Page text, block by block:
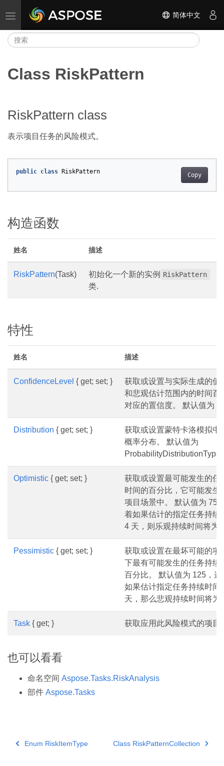
切换导航 简体中文
Class RiskPattern
RiskPattern class
表示项目任务的风险模式。
Copy
public class RiskPattern
构造函数
姓名 描述
RiskPattern(Task) 初始化一个新的实例 RiskPattern
类.
特性
姓名 描述
ConfidenceLevel { get; set; }
获取或设置与实际生成的值
和悲观估计范围内的时间百
对应的置信度。 默认值为
Distribution { get; set; }
获取或设置蒙特卡洛模拟中
概率分布。 默认值为
Optimistic { get; set; }
获取或设置最可能发生的任
时间的百分比，它可能发生
项目场景中。 默认值为 75
着如果估计的指定任务持续
4 天，则乐观持续时间将为
Pessimistic { get; set; }
获取或设置在最坏可能的项
下最有可能发生的任务持续
百分比。 默认值为 125，这
如果估计指定任务持续时间
天，那么悲观持续时间将为
Task { get; } 获取应用此风险模式的项目
也可以看看
命名空间 Aspose.Tasks.RiskAnalysis
部件 Aspose.Tasks
Enum RiskItemType Class RiskPatternCollection